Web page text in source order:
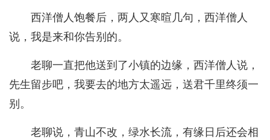
西洋僧人饱餐后，两人又寒暄几句，西洋僧人
说，我是来和你告别的。
老聊一直把他送到了小镇的边缘，西洋僧人说，
先生留步吧，我要去的地方太遥远，送君千里终须一
别。
老聊说，青山不改，绿水长流，有缘日后还会相